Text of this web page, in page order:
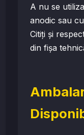
A nu se
anodic sau
Citiți și
din fișa